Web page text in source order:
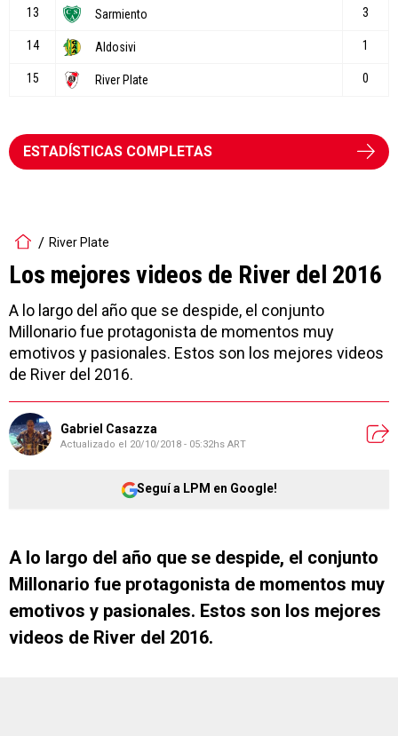
ESTADÍSTICAS COMPLETAS
River Plate
Los mejores videos de River del 2016
A lo largo del año que se despide, el conjunto
Millonario fue protagonista de momentos muy
emotivos y pasionales. Estos son los mejores videos
de River del 2016.
Gabriel Casazza
Actualizado el 20/10/2018 - 05:32hs ART
Seguí a LPM en Google!
A lo largo del año que se despide, el conjunto
Millonario fue protagonista de momentos muy
emotivos y pasionales. Estos son los mejores
videos de River del 2016.